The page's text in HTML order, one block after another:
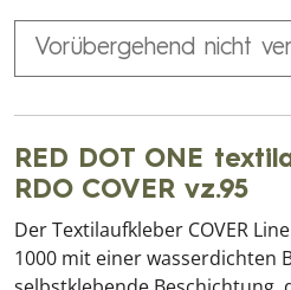
Vorübergehend nicht
RED DOT ONE
RDO COVER vz.95
Der Textilaufkleber COVER
1000 mit einer wasserdichten